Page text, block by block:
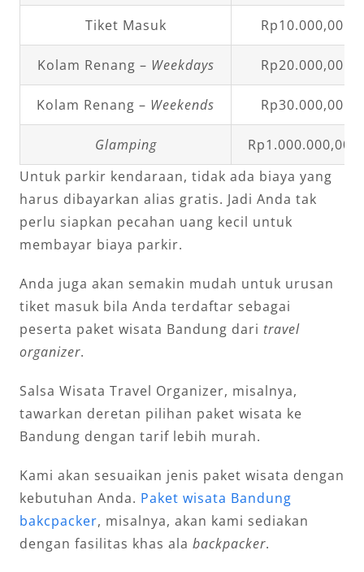
Tiket Masuk Rp10.000,00
Kolam Renang – Weekdays Rp20.000,00
Kolam Renang – Weekends Rp30.000,00
Glamping
Rp1.000.000,00
Untuk parkir kendaraan, tidak ada biaya yang
harus dibayarkan alias gratis. Jadi Anda tak
perlu siapkan pecahan uang kecil untuk
membayar biaya parkir.
Anda juga akan semakin mudah untuk urusan
tiket masuk bila Anda terdaftar sebagai
peserta paket wisata Bandung dari travel
organizer.
Salsa Wisata Travel Organizer, misalnya,
tawarkan deretan pilihan paket wisata ke
Bandung dengan tarif lebih murah.
Kami akan sesuaikan jenis paket wisata dengan
kebutuhan Anda. Paket wisata Bandung
bakcpacker, misalnya, akan kami sediakan
dengan fasilitas khas ala backpacker.